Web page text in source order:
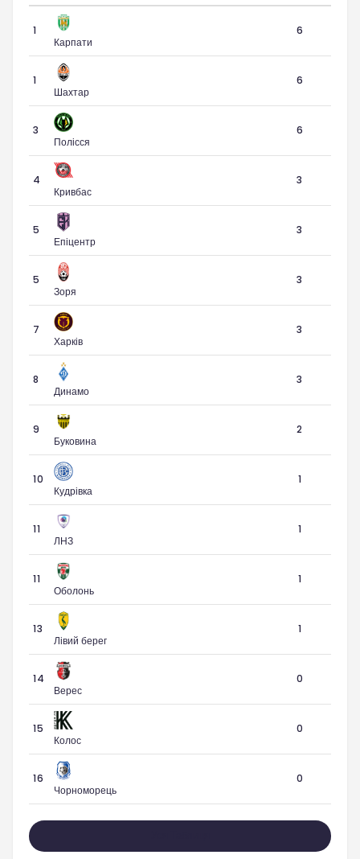
1
Карпати
6
1
Шахтар
6
3
Полісся
6
4
Кривбас
3
5
Епіцентр
3
5
Зоря
3
7
Харків
3
8
Динамо
3
9
Буковина
2
10
Кудрівка
1
11
ЛНЗ
1
11
Оболонь
1
13
Лівий берег
1
14
Верес
0
15
Колос
0
16
Чорноморець
0